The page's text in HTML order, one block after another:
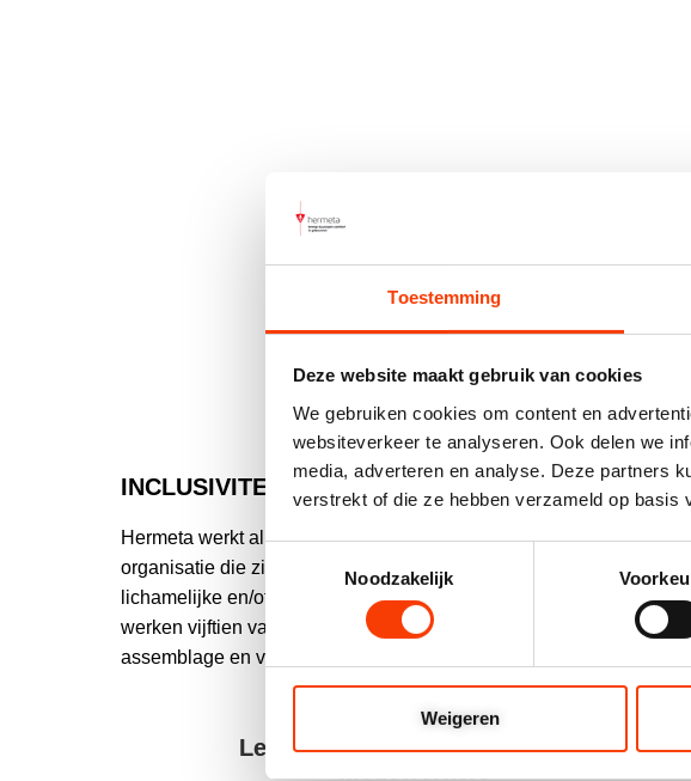
Toestemming
Deze website maakt gebruik van cookies
We gebruiken cookies om content en
websiteverkeer te analyseren. Ook delen we
media, adverteren en analyse. Deze partners
verstrekt of die ze hebben verzameld op basis
Noodzakelijk
Weigeren
INCLUSIVITEIT
Hermeta werkt al ruim 12 jaar samen met Syndion. Syndion is een
organisatie die zich inzet voor mensen – jong en oud – met een
lichamelijke en/of verstandelijke beperking. In een eigen ruimte
werken vijftien vaste Syndion medewerkers dagelijks mee aan de
assemblage en verpakking van onze producten.
Lees artikel over onze Syndion